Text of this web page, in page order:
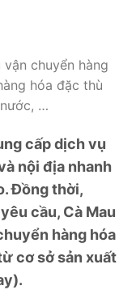
chuyển hàng
hóa đặc thù
…
cấp dịch vụ
nội địa nhanh
Đồng thời,
cầu, Cà Mau
hàng hóa
cơ sở sản xuất